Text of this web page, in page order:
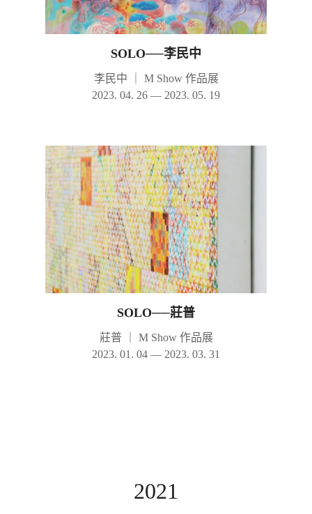
SOLO──李民中
李民中
M Show 作品展
2023. 04. 26 — 2023. 05. 19
SOLO──莊普
莊普
M Show 作品展
2023. 01. 04 — 2023. 03. 31
2021